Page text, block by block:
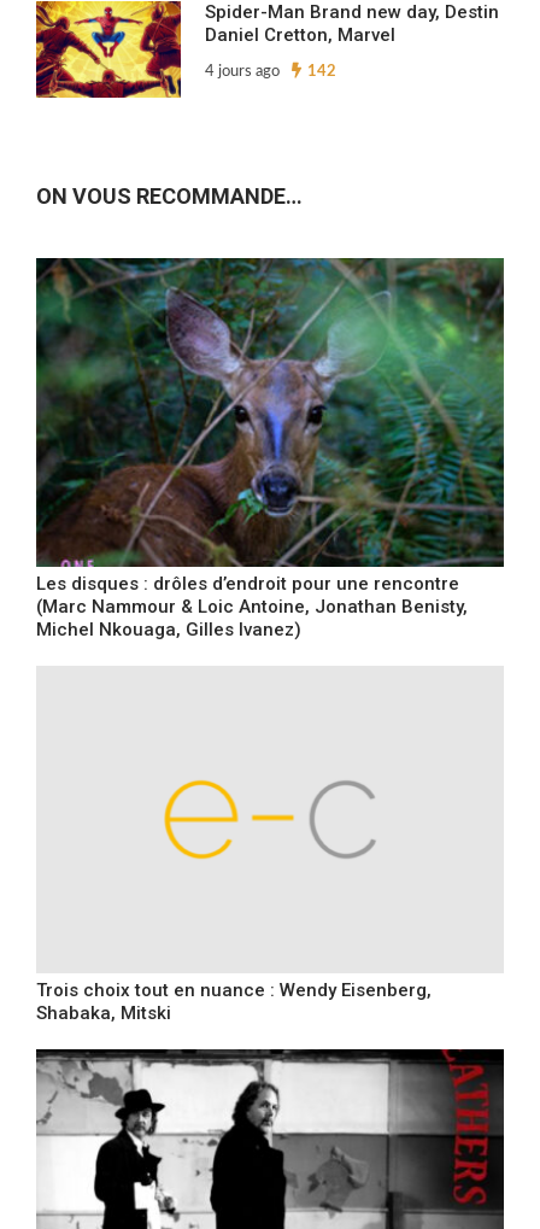
Spider-Man Brand new day, Destin
Daniel Cretton, Marvel
4 jours ago 142
ON VOUS RECOMMANDE…
Les disques : drôles d’endroit pour une rencontre
(Marc Nammour & Loic Antoine, Jonathan Benisty,
Michel Nkouaga, Gilles Ivanez)
Trois choix tout en nuance : Wendy Eisenberg,
Shabaka, Mitski